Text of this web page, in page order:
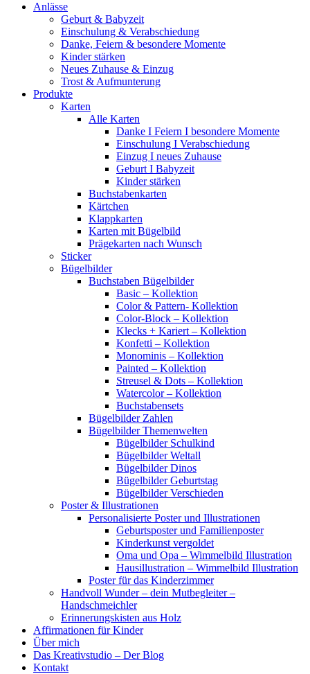
Anlässe
Geburt & Babyzeit
Einschulung & Verabschiedung
Danke, Feiern & besondere Momente
Kinder stärken
Neues Zuhause & Einzug
Trost & Aufmunterung
Produkte
Karten
Alle Karten
Danke I Feiern I besondere Momente
Einschulung I Verabschiedung
Einzug I neues Zuhause
Geburt I Babyzeit
Kinder stärken
Buchstabenkarten
Kärtchen
Klappkarten
Karten mit Bügelbild
Prägekarten nach Wunsch
Sticker
Bügelbilder
Buchstaben Bügelbilder
Basic – Kollektion
Color & Pattern- Kollektion
Color-Block – Kollektion
Klecks + Kariert – Kollektion
Konfetti – Kollektion
Monominis – Kollektion
Painted – Kollektion
Streusel & Dots – Kollektion
Watercolor – Kollektion
Buchstabensets
Bügelbilder Zahlen
Bügelbilder Themenwelten
Bügelbilder Schulkind
Bügelbilder Weltall
Bügelbilder Dinos
Bügelbilder Geburtstag
Bügelbilder Verschieden
Poster & Illustrationen
Personalisierte Poster und Illustrationen
Geburtsposter und Familienposter
Kinderkunst vergoldet
Oma und Opa – Wimmelbild Illustration
Hausillustration – Wimmelbild Illustration
Poster für das Kinderzimmer
Handvoll Wunder – dein Mutbegleiter –
Handschmeichler
Erinnerungskisten aus Holz
Affirmationen für Kinder
Über mich
Das Kreativstudio – Der Blog
Kontakt